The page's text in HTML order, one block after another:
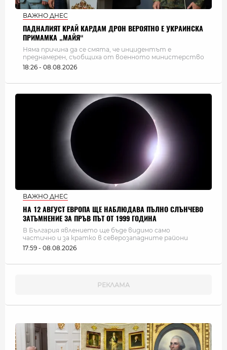
ВАЖНО ДНЕС
ПАДНАЛИЯТ КРАЙ КАРДАМ ДРОН ВЕРОЯТНО Е УКРАИНСКА
ПРИМАМКА „МАЙЯ“
Няма причина да се смята, че инцидентът е
преднамерен, съобщиха от военното министерство
18:26 - 08.08.2026
ВАЖНО ДНЕС
НА 12 АВГУСТ ЕВРОПА ЩЕ НАБЛЮДАВА ПЪЛНО СЛЪНЧЕВО
ЗАТЪМНЕНИЕ ЗА ПРЪВ ПЪТ ОТ 1999 ГОДИНА
В България явлението ще бъде видимо само
частично и за кратко в северозападните райони
17:59 - 08.08.2026